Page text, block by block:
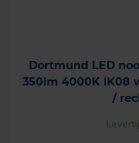
Dortmund LED
350lm 4000K IK08
/